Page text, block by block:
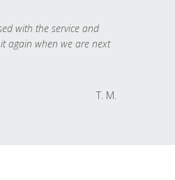
with the service and
again when we are next
T. M.